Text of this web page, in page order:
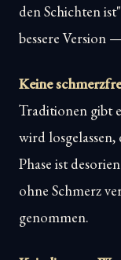
den Schichten
bessere Version
Keine
Traditionen gibt
wird
Phase ist
ohne Schmerz
genommen.